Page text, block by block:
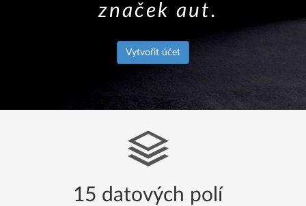
značek aut.
Vytvořit účet
15 datových polí